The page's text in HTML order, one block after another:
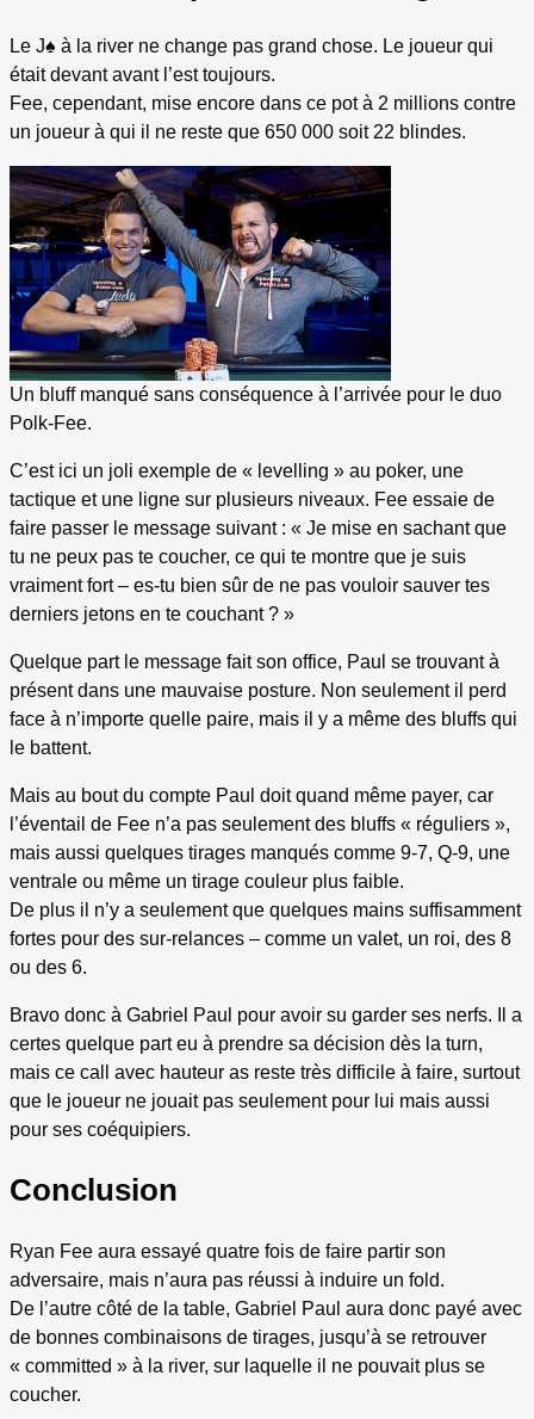
Le J♠ à la river ne change pas grand chose. Le joueur qui
était devant avant l’est toujours.
Fee, cependant, mise encore dans ce pot à 2 millions contre
un joueur à qui il ne reste que 650 000 soit 22 blindes.
Un bluff manqué sans conséquence à l’arrivée pour le duo
Polk-Fee.
C’est ici un joli exemple de « levelling » au poker, une
tactique et une ligne sur plusieurs niveaux. Fee essaie de
faire passer le message suivant : « Je mise en sachant que
tu ne peux pas te coucher, ce qui te montre que je suis
vraiment fort – es-tu bien sûr de ne pas vouloir sauver tes
derniers jetons en te couchant ? »
Quelque part le message fait son office, Paul se trouvant à
présent dans une mauvaise posture. Non seulement il perd
face à n’importe quelle paire, mais il y a même des bluffs qui
le battent.
Mais au bout du compte Paul doit quand même payer, car
l’éventail de Fee n’a pas seulement des bluffs « réguliers »,
mais aussi quelques tirages manqués comme 9-7, Q-9, une
ventrale ou même un tirage couleur plus faible.
De plus il n’y a seulement que quelques mains suffisamment
fortes pour des sur-relances – comme un valet, un roi, des 8
ou des 6.
Bravo donc à Gabriel Paul pour avoir su garder ses nerfs. Il a
certes quelque part eu à prendre sa décision dès la turn,
mais ce call avec hauteur as reste très difficile à faire, surtout
que le joueur ne jouait pas seulement pour lui mais aussi
pour ses coéquipiers.
Conclusion
Ryan Fee aura essayé quatre fois de faire partir son
adversaire, mais n’aura pas réussi à induire un fold.
De l’autre côté de la table, Gabriel Paul aura donc payé avec
de bonnes combinaisons de tirages, jusqu’à se retrouver
« committed » à la river, sur laquelle il ne pouvait plus se
coucher.